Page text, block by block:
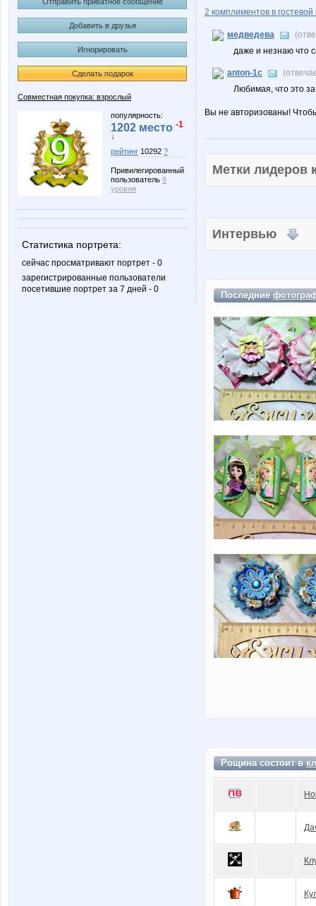
Добавить в друзья
Игнорировать
Сделать подарок
Совместная покупка: взрослый
популярность:
1202 место -1
↓
рейтинг 10292 ?
Привилегированный
пользователь 9
уровня
Статистика портрета:
сейчас просматривают портрет - 0
зарегистрированные пользователи
посетившие портрет за 7 дней - 0
2 комплиментов в гостевой
медведева
даже и незнаю что
anton-1c
Любимая, что это
Вы не авторизованы!
Метки
Интервью
Последние
Рощина состоит в